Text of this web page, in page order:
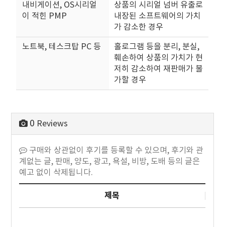
내비게이션, OS시리얼
이 적힌 PMP
상품의 시리얼 넘버 유출로
내장된 소프트웨어의 가치
가 감소한 경우
노트북, 테스크탑 PC 등
홀로그램 등을 분리, 분실,
훼손하여 상품의 가치가 현
저히 감소하여 재판매가 불
가할 경우
0 Reviews
구매와 상관없이 후기를 등록할 수 있으며, 후기와 관
계없는 글, 판매, 양도, 광고, 욕설, 비방, 도배 등의 글은
예고 없이 삭제됩니다.
제목